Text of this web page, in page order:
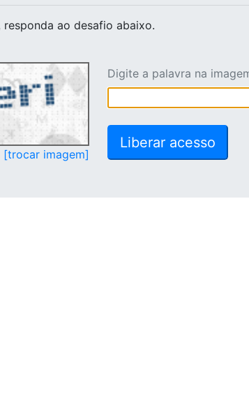
responda ao desafio abaixo.
[trocar imagem]
Digite a palavra na